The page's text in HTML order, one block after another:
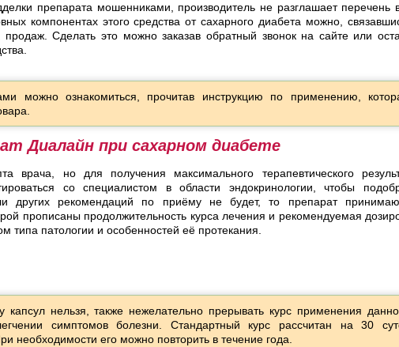
препарата мошенниками, производитель не разглашает перечень
компонентах этого средства от сахарного диабета можно,
Сделать это можно заказав обратный звонок на сайте или
можно ознакомиться, прочитав инструкцию по применению,
Диалайн при сахарном диабете
врача, но для получения максимального терапевтического
со специалистом в области эндокринологии, чтобы
других рекомендаций по приёму не будет, то препарат
прописаны продолжительность курса лечения и рекомендуемая
типа патологии и особенностей её протекания.
капсул нельзя, также нежелательно прерывать курс применения
симптомов болезни. Стандартный курс рассчитан на 30
необходимости его можно повторить в течение года.